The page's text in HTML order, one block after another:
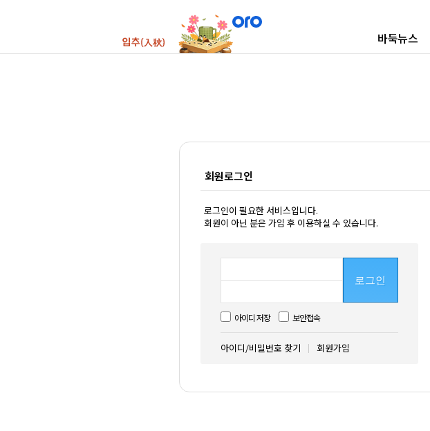
바둑뉴스
회원로그인
로그인이 필요한 서비스입니다.
회원이 아닌 분은 가입 후 이용하실 수 있습니다.
로그인
아이디 저장 보안접속
아이디/비밀번호 찾기 회원가입